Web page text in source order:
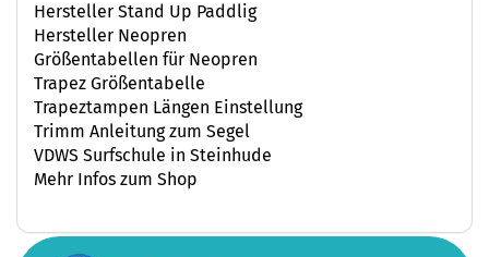
Hersteller Stand Up Paddlig
Hersteller Neopren
Größentabellen für Neopren
Trapez Größentabelle
Trapeztampen Längen Einstellung
Trimm Anleitung zum Segel
VDWS Surfschule in Steinhude
Mehr Infos zum Shop